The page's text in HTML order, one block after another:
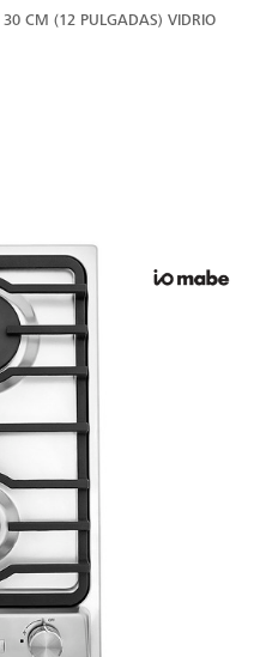
CM (12 PULGADAS) VIDRIO